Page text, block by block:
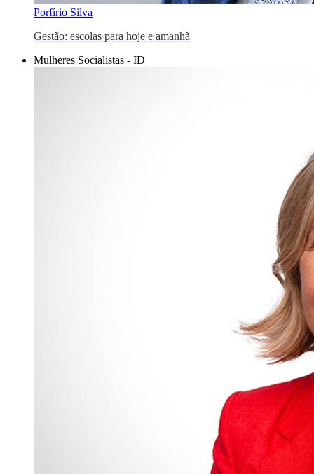
Porfírio Silva
Gestão: escolas para hoje e amanhã
Mulheres Socialistas - ID